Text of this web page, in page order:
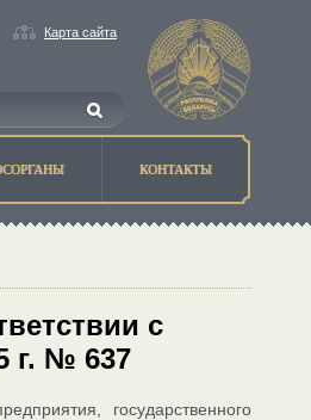
Карта сайта
КОНТАКТЫ
с
г. № 637
государственного